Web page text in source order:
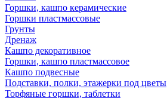
Горшки, кашпо керамические
Горшки пластмассовые
Грунты
Дренаж
Кашпо декоративное
Горшки, кашпо пластмассовое
Кашпо подвесные
Подставки, полки, этажерки под цветы
Торфяные горшки, таблетки